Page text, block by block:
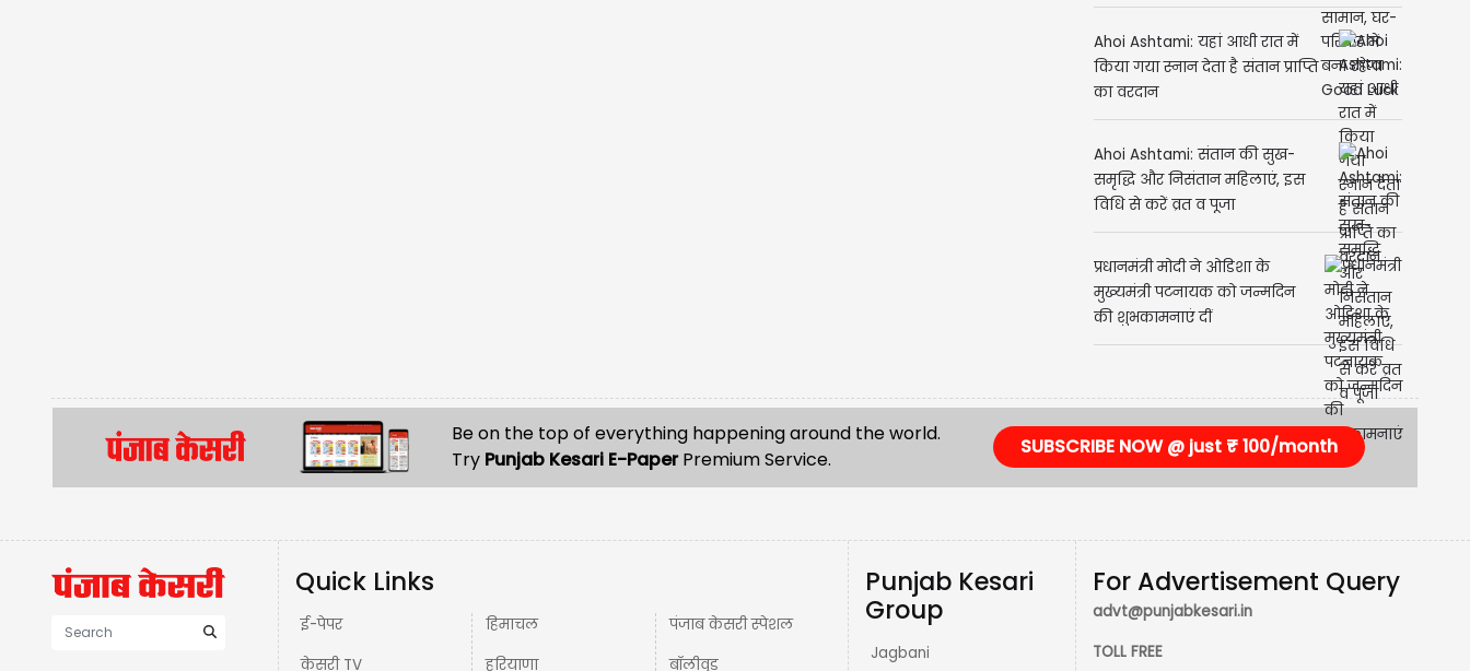
Ahoi Ashtami: यहां आधी रात में
किया गया स्नान देता है संतान प्राप्ति
का वरदान
Ahoi Ashtami: संतान की सुख-
समृद्धि और निसंतान महिलाएं, इस
विधि से करें व्रत व पूजा
प्रधानमंत्री मोदी ने ओडिशा के
मुख्यमंत्री पटनायक को जन्मदिन
की शुभकामनाएं दीं
Be on the top of everything happening around the world.
Try Punjab Kesari E-PaperPremium Service.
SUBSCRIBE NOW @ just ₹ 100/month
Quick Links
ई-पेपर
केसरी TV
हिमाचल
हरियाणा
पंजाब केसरी स्पेशल
बॉलीवुड
Punjab Kesari
Group
Jagbani
For Advertisement Query
advt@punjabkesari.in
TOLL FREE